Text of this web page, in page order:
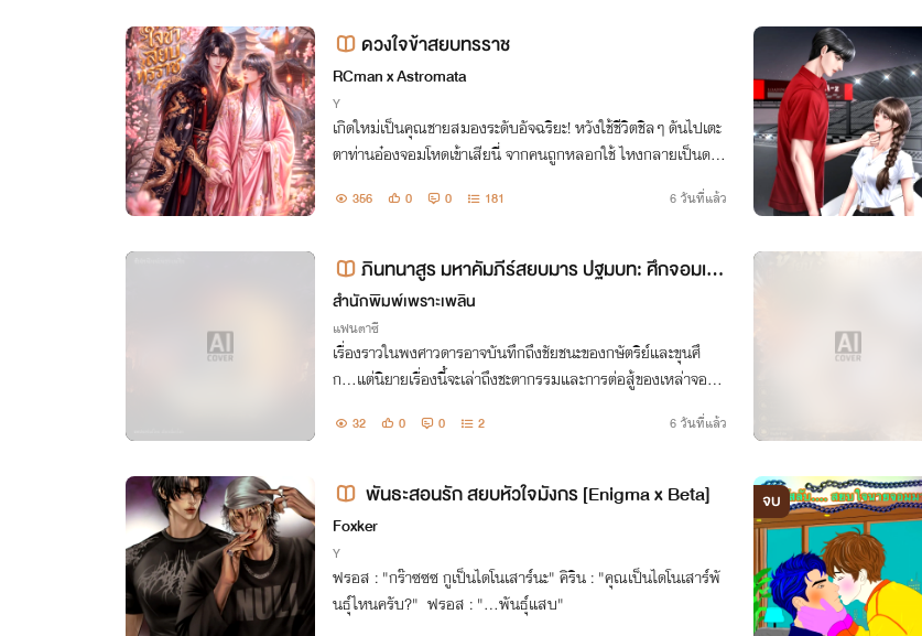
ดวงใจข้าสยบทรราช
RCman x Astromata
Y
เกิดใหม่เป็นคุณชายสมองระดับอัจฉริยะ! หวังใช้ชีวิตชิลๆ ดันไปเตะ
ตาท่านอ๋องจอมโหดเข้าเสียนี่ จากคนถูกหลอกใช้ ไหงกลายเป็นดวง
อ้ต้าวคลั่งรัก
356 0 0 181 6 วันที่แล้ว
ภินทนาสูร มหาคัมภีร์สยบมาร ปฐมบท: ศึกจอมเวท
กู้แผ่นดิน
สำนักพิมพ์เพราะเพลิน
แฟนตาซี
เรื่องราวในพงศาวดารอาจบันทึกถึงชัยชนะของกษัตริย์และขุนศึ
ก...แต่นิยายเรื่องนี้จะเล่าถึงชะตากรรมและการต่อสู้ของเหล่าจอมข
มมืดกลืนกินแผ่นดิน
32 0 0 2 6 วันที่แล้ว
พันธะสอนรัก สยบหัวใจมังกร [Enigma x Beta]
Foxker
Y
ฟรอส : "กร๊าซซซ กูเป็นไดโนเสาร์นะ" คิริน : "คุณเป็นไดโนเสาร์พั
นธุ์ไหนครับ?" ฟรอส : "...พันธุ์แสบ"
จบ